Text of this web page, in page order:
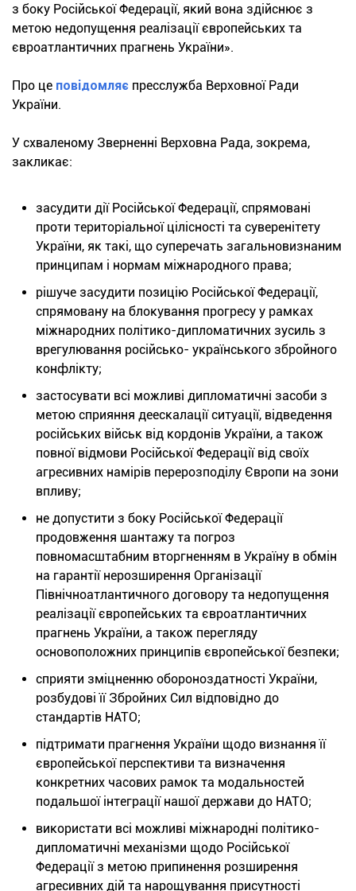
з боку Російської Федерації, який вона здійснює з
метою недопущення реалізації європейських та
євроатлантичних прагнень України».
Про це повідомляє пресслужба Верховної Ради
України.
У схваленому Зверненні Верховна Рада, зокрема,
закликає:
засудити дії Російської Федерації, спрямовані
проти територіальної цілісності та суверенітету
України, як такі, що суперечать загальновизнаним
принципам і нормам міжнародного права;
рішуче засудити позицію Російської Федерації,
спрямовану на блокування прогресу у рамках
міжнародних політико-дипломатичних зусиль з
врегулювання російсько- українського збройного
конфлікту;
застосувати всі можливі дипломатичні засоби з
метою сприяння деескалації ситуації, відведення
російських військ від кордонів України, а також
повної відмови Російської Федерації від своїх
агресивних намірів перерозподілу Європи на зони
впливу;
не допустити з боку Російської Федерації
продовження шантажу та погроз
повномасштабним вторгненням в Україну в обмін
на гарантії нерозширення Організації
Північноатлантичного договору та недопущення
реалізації європейських та євроатлантичних
прагнень України, а також перегляду
основоположних принципів європейської безпеки;
сприяти зміцненню обороноздатності України,
розбудові її Збройних Сил відповідно до
стандартів НАТО;
підтримати прагнення України щодо визнання її
європейської перспективи та визначення
конкретних часових рамок та модальностей
подальшої інтеграції нашої держави до НАТО;
використати всі можливі міжнародні політико-
дипломатичні механізми щодо Російської
Федерації з метою припинення розширення
агресивних дій та нарощування присутності